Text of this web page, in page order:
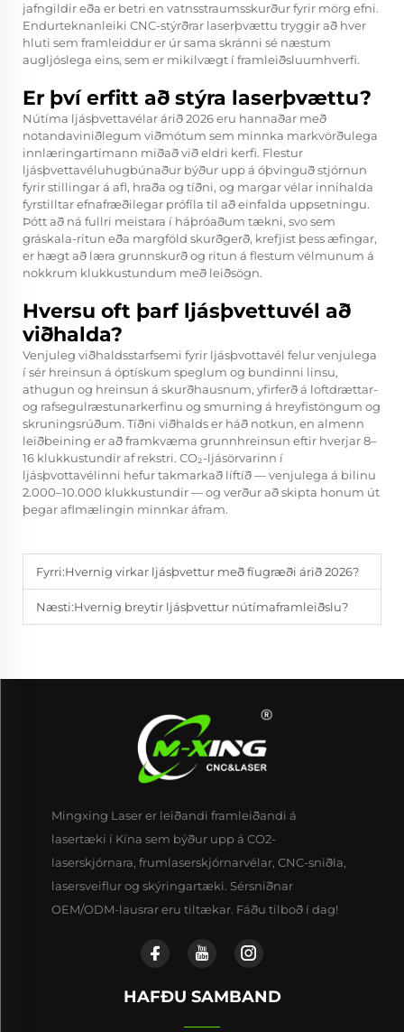
jafngildir eða er betri en vatnsstraumsskurður fyrir mörg efni.
Endurteknanleiki CNC-stýrðrar laserþvættu tryggir að hver
hluti sem framleiddur er úr sama skránni sé næstum
augljóslega eins, sem er mikilvægt í framleiðsluumhverfi.
Er því erfitt að stýra laserþvættu?
Nútíma ljásþvettavélar árið 2026 eru hannaðar með
notandaviniðlegum viðmótum sem minnka markvörðulega
innlæringartímann miðað við eldri kerfi. Flestur
ljásþvettavéluhugbúnaður býður upp á óþvinguð stjórnun
fyrir stillingar á afl, hraða og tíðni, og margar vélar innihalda
fyrstilltar efnafræðilegar prófíla til að einfalda uppsetningu.
Þótt að ná fullri meistara í háþróaðum tækni, svo sem
gráskala-ritun eða margföld skurðgerð, krefjist þess æfingar,
er hægt að læra grunnskurð og ritun á flestum vélmunum á
nokkrum klukkustundum með leiðsögn.
Hversu oft þarf ljásþvettuvél að
viðhalda?
Venjuleg viðhaldsstarfsemi fyrir ljásþvottavél felur venjulega
í sér hreinsun á óptískum speglum og bundinni linsu,
athugun og hreinsun á skurðhausnum, yfirferð á loftdrættar-
og rafsegulræstunarkerfinu og smurning á hreyfistöngum og
skruningsrúðum. Tíðni viðhalds er háð notkun, en almenn
leiðbeining er að framkvæma grunnhreinsun eftir hverjar 8–
16 klukkustundir af rekstri. CO₂-ljásörvarinn í
ljásþvottavélinni hefur takmarkað líftíð — venjulega á bilinu
2.000–10.000 klukkustundir — og verður að skipta honum út
þegar aflmælingin minnkar áfram.
Fyrri:Hvernig virkar ljásþvettur með fíugræði árið 2026?
Næsti:Hvernig breytir ljásþvettur nútímaframleiðslu?
Mingxing Laser er leiðandi framleiðandi á
lasertæki í Kína sem býður upp á CO2-
laserskjórnara, frumlaserskjórnarvélar, CNC-sniðla,
lasersveiflur og skýringartæki. Sérsniðnar
OEM/ODM-lausrar eru tiltækar. Fáðu tilboð í dag!
HAFÐU SAMBAND